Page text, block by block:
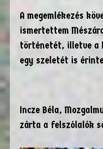
A megemlékezés
ismertettem
történetét, illetve a
egy szeletét is
Incze Béla,
zárta a felszólalók